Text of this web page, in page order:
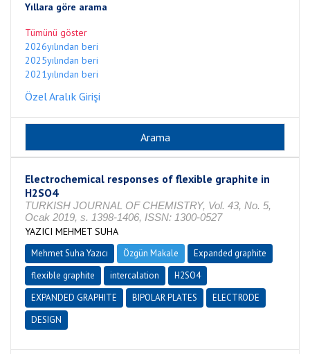
Yıllara göre arama
Tümünü göster
2026yılından beri
2025yılından beri
2021yılından beri
Özel Aralık Girişi
Electrochemical responses of flexible graphite in
H2SO4
TURKISH JOURNAL OF CHEMISTRY, Vol. 43, No. 5,
Ocak 2019, s. 1398-1406, ISSN: 1300-0527
YAZICI MEHMET SUHA
Mehmet Suha Yazıcı Özgün Makale
Expanded graphite
flexible graphite
intercalation
H2SO4
EXPANDED GRAPHITE
BIPOLAR PLATES
ELECTRODE
DESIGN